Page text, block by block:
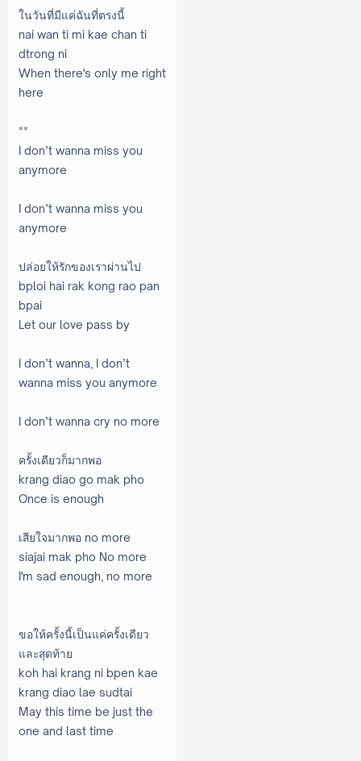
ในวันที่มีแค่ฉันที่ตรงนี้
nai wan ti mi kae chan ti
dtrong ni
When there's only me right
here
**
I don’t wanna miss you
anymore
I don’t wanna miss you
anymore
ปล่อยให้รักของเราผ่านไป
bploi hai rak kong rao pan
bpai
Let our love pass by
I don’t wanna, I don’t
wanna miss you anymore
I don’t wanna cry no more
ครั้งเดียวก็มากพอ
krang diao go mak pho
Once is enough
เสียใจมากพอ no more
siajai mak pho No more
I'm sad enough, no more
ขอให้ครั้งนี้เป็นแค่ครั้งเดียว
และสุดท้าย
koh hai krang ni bpen kae
krang diao lae sudtai
May this time be just the
one and last time